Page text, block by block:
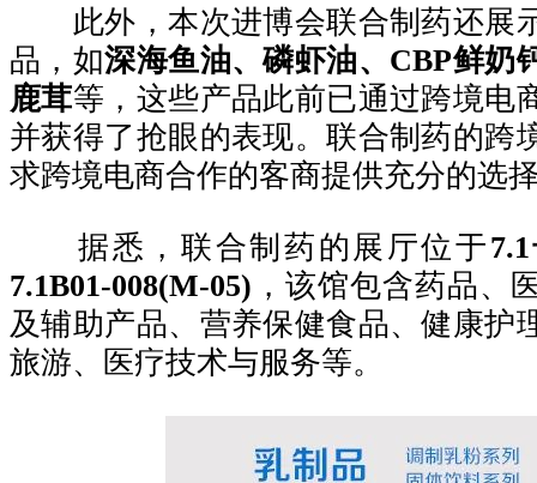
此外，本次进博会联合制药还展
品，如深海鱼油、磷虾油、CBP鲜奶
鹿茸等，这些产品此前已通过跨境电
并获得了抢眼的表现。联合制药的跨
求跨境电商合作的客商提供充分的选
据悉，联合制药的展厅位于
7.1B01-008(M-05) ，该馆包含药品、
及辅助产品、营养保健食品、健康护
旅游、医疗技术与服务等。